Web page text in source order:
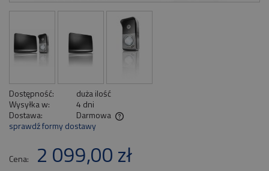
Dostępność:
duża ilość
Wysyłka w:
4 dni
Dostawa:
Darmowa
Cena nie zawiera ewentualnych kosztów płatności
sprawdź formy dostawy
Cena: 2 099,00 zł